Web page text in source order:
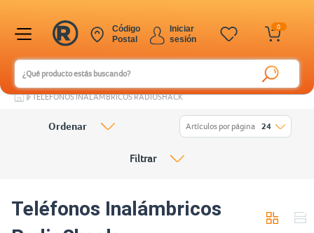
0
Iniciar
sesión
Código
Postal
TELÉFONOS INALÁMBRICOS RADIOSHACK
Teléfonos Inalámbricos
Ordenar Artículos por página 24
Filtrar